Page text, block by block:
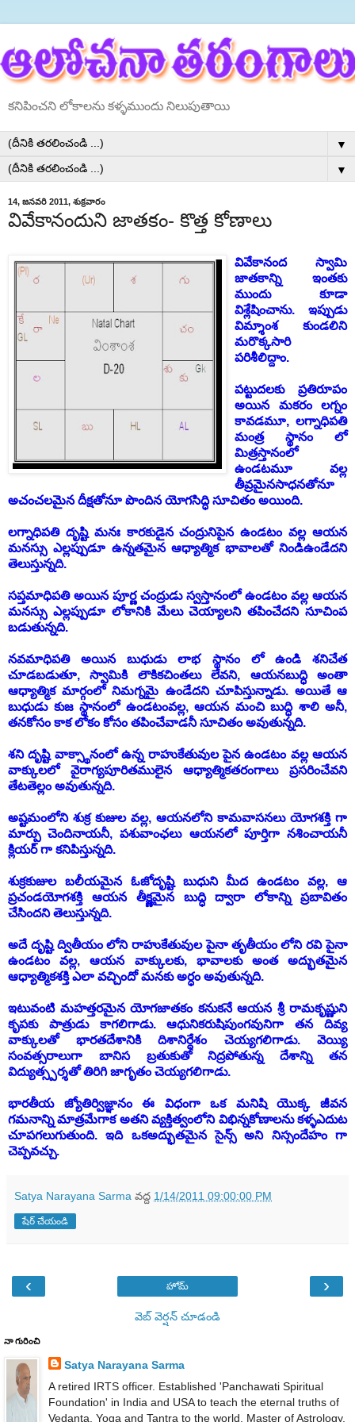
కనిపించని లోకాలను కళ్ళముందు నిలుపుతాయి
▼
▼
14, జనవరి 2011, శుక్రవారం
వివేకానందుని జాతకం- కొత్త కోణాలు
వివేకానంద
స్వామి
జాతకాన్ని
ఇంతకు
ముందు
కూడా
విశ్లేషించాను. ఇప్పుడు
విమ్శాంశ
కుండలిని
మరొక్కసారి
పరిశీలిద్దాం.
పట్టుదలకు ప్రతిరూపం
అయిన మకరం
లగ్నం
కావడమూ, లగ్నాధిపతి
మంత్ర
స్థానం
లో
మిత్రస్తానంలో
ఉండటమూ
వల్ల
తీవ్రమైనసాధనతోనూ
అచంచలమైన దీక్షతోనూ పొందినయోగసిద్ధి సూచితం అయింది.
లగ్నాధిపతి దృష్టి మనః కారకుడైన చంద్రునిపైన ఉండటం వల్లఆయన
మనస్సు ఎల్లప్పుడూ ఉన్నతమైన ఆధ్యాత్మిక భావాలతో నిండిఉండేదని
తెలుస్తున్నది.
సప్తమాధిపతి అయిన పూర్ణ చంద్రుడు స్వస్తానంలో ఉండటం వల్ల ఆయన
మనస్సు ఎల్లప్పుడూ లోకానికి మేలు చెయ్యాలని తపించేదని సూచింప
బడుతున్నది.
నవమాధిపతి అయిన బుధుడు లాభ స్థానం లో ఉండి
శనిచేత
చూడబడుతూ,స్వామికి లౌకికచింతలు లేవని, ఆయనబుద్ధి
అంతా
ఆధ్యాత్మిక మార్గంలో నిమగ్నమై ఉండేదని చూపిస్తున్నాడు. అయితే ఆ
బుధుడు కుజ స్థానంలో ఉండటంవల్ల, ఆయన మంచి బుద్ధి శాలి అనీ,
తనకోసం కాక లోకం కోసం తపించేవాడనీ సూచితం అవుతున్నది.
శని దృష్టి వాక్స్థానంలో ఉన్న రాహుకేతువుల పైన ఉండటం వల్ల ఆయన
వాక్కులలో వైరాగ్యపూరితములైన ఆధ్యాత్మికతరంగాలు
ప్రసరించేవని
తేటతెల్లం అవుతున్నది.
అష్టమంలోని శుక్ర కుజుల వల్ల, ఆయనలోని కామవాసనలు యోగశక్తి గా
మార్పు చెందినాయనీ,పశువాంఛలు ఆయనలో పూర్తిగా నశించాయనీ
క్లియర్ గా కనిపిస్తున్నది.
శుక్రకుజుల బలీయమైన ఓజోదృష్టి బుధుని మీద ఉండటం వల్ల,ఆ
ప్రచండయోగశక్తి ఆయన తీక్ష్ణమైన బుద్ధి ద్వారాలోకాన్ని
ప్రబావితం
చేసిందని తెలుస్తున్నది.
అదే దృష్టి ద్వితీయం లోని రాహుకేతువుల పైనా తృతీయం లోని రవి పైనా
ఉండటం
వల్ల,ఆయన వాక్కులకు, భావాలకు అంత
అద్భుతమైన
ఆధ్యాత్మికశక్తి ఎలా వచ్చిందో మనకు అర్ధం అవుతున్నది.
ఇటువంటి మహత్తరమైన యోగజాతకం కనుకనే ఆయన శ్రీ రామకృష్ణుని
కృపకు
పాత్రుడు కాగలిగాడు.ఆధునికరుషిపుంగవునిగా తన
దివ్య
వాక్కులతో భారతదేశానికి దిశానిర్దేశం చెయ్యగలిగాడు. వెయ్యి
సంవత్సరాలుగా బానిస బ్రతుకుతో నిద్రపోతున్న దేశాన్ని
తన
విద్యుత్స్పర్శతో తిరిగి జాగృతం చెయ్యగలిగాడు.
భారతీయ జ్యోతిర్విజ్ఞానం ఈ విధంగా ఒక మనిషి యొక్క
జీవన
గమనాన్నిమాత్రమేగాక అతని వ్యక్తిత్వంలోని విభిన్నకోణాలనుకళ్ళఎదుట
చూపగలుగుతుంది.ఇది ఒకఅద్భుతమైన సైన్స్ అని నిస్సందేహం
గా
చెప్పవచ్చు.
Satya Narayana Sarma వద్ద 1/14/2011 09:00:00 PM
షేర్ చేయండి
‹ ›
హోమ్
వెబ్ వెర్షన్‌ చూడండి
నా గురించి
Satya Narayana Sarma
A retired IRTS officer. Established 'Panchawati Spiritual
Foundation' in India and USA to teach the eternal truths of
Vedanta, Yoga and Tantra to the world. Master of Astrology,